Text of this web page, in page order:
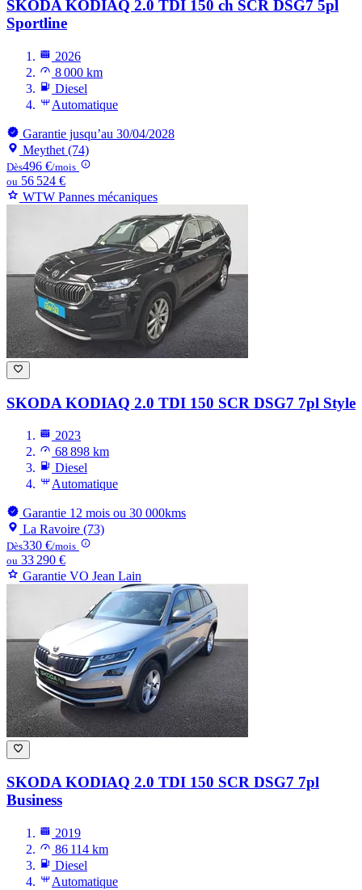
SKODA KODIAQ 2.0 TDI 150 ch SCR DSG7 5pl
Sportline
2026
8 000 km
Diesel
Automatique
Garantie jusqu’au 30/04/2028
Meythet (74)
Dès496 €/mois
ou 56 524 €
WTW Pannes mécaniques
SKODA KODIAQ 2.0 TDI 150 SCR DSG7 7pl Style
2023
68 898 km
Diesel
Automatique
Garantie 12 mois ou 30 000kms
La Ravoire (73)
Dès330 €/mois
ou 33 290 €
Garantie VO Jean Lain
SKODA KODIAQ 2.0 TDI 150 SCR DSG7 7pl
Business
2019
86 114 km
Diesel
Automatique